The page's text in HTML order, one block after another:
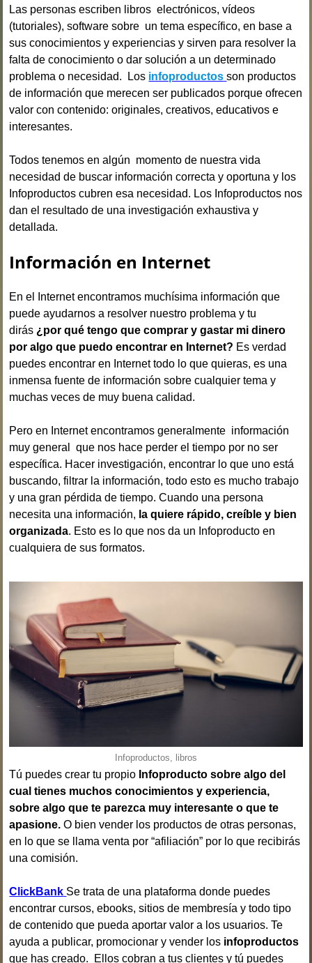
Las personas escriben libros electrónicos, vídeos
(tutoriales), software sobre un tema específico, en base a
sus conocimientos y experiencias y sirven para resolver la
falta de conocimiento o dar solución a un determinado
problema o necesidad. Los infoproductos son productos
de información que merecen ser publicados porque ofrecen
valor con contenido: originales, creativos, educativos e
interesantes.
Todos tenemos en algún momento de nuestra vida
necesidad de buscar información correcta y oportuna y los
Infoproductos cubren esa necesidad. Los Infoproductos nos
dan el resultado de una investigación exhaustiva y
detallada.
Información en Internet
En el Internet encontramos muchísima información que
puede ayudarnos a resolver nuestro problema y tu
dirás ¿por qué tengo que comprar y gastar mi dinero
por algo que puedo encontrar en Internet? Es verdad
puedes encontrar en Internet todo lo que quieras, es una
inmensa fuente de información sobre cualquier tema y
muchas veces de muy buena calidad.
Pero en Internet encontramos generalmente información
muy general que nos hace perder el tiempo por no ser
específica. Hacer investigación, encontrar lo que uno está
buscando, filtrar la información, todo esto es mucho trabajo
y una gran pérdida de tiempo. Cuando una persona
necesita una información, la quiere rápido, creíble y bien
organizada. Esto es lo que nos da un Infoproducto en
cualquiera de sus formatos.
Infoproductos, libros
Tú puedes crear tu propio Infoproducto sobre algo del
cual tienes muchos conocimientos y experiencia,
sobre algo que te parezca muy interesante o que te
apasione. O bien vender los productos de otras personas,
en lo que se llama venta por “afiliación” por lo que recibirás
una comisión.
ClickBank Se trata de una plataforma donde puedes
encontrar cursos, ebooks, sitios de membresía y todo tipo
de contenido que pueda aportar valor a los usuarios. Te
ayuda a publicar, promocionar y vender los infoproductos
que has creado. Ellos cobran a tus clientes y tú puedes